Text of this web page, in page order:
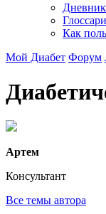
Как
Мой Диабет Форум
Артем
Консультант
Все темы автора